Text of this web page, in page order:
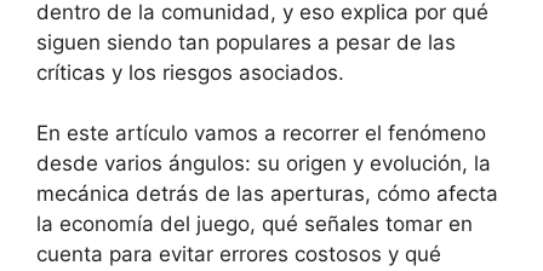
dentro de la comunidad, y eso explica por qué
siguen siendo tan populares a pesar de las
críticas y los riesgos asociados.
En este artículo vamos a recorrer el fenómeno
desde varios ángulos: su origen y evolución, la
mecánica detrás de las aperturas, cómo afecta
la economía del juego, qué señales tomar en
cuenta para evitar errores costosos y qué